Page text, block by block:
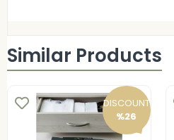
Similar Products
DISCOUNT
%26